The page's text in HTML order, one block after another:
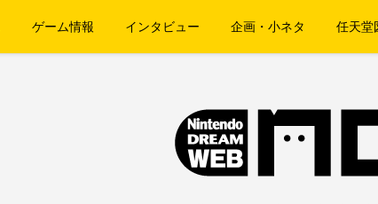
ゲーム情報 インタビュー 企画・小ネタ 任天堂